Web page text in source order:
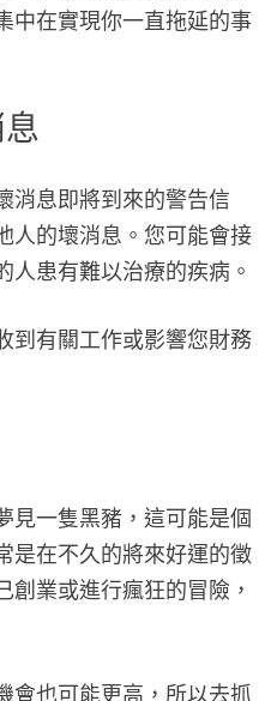
中在實現你一直拖延的事
消息即將到來的警告信
人的壞消息。您可能會接
人患有難以治療的疾病。
到有關工作或影響您財務
見一隻黑豬，這可能是個
是在不久的將來好運的徵
創業或進行瘋狂的冒險，
會也可能更高，所以去抓